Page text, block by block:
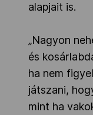
alapjait is.
„Nagyon
és
ha nem
játszani,
mint ha